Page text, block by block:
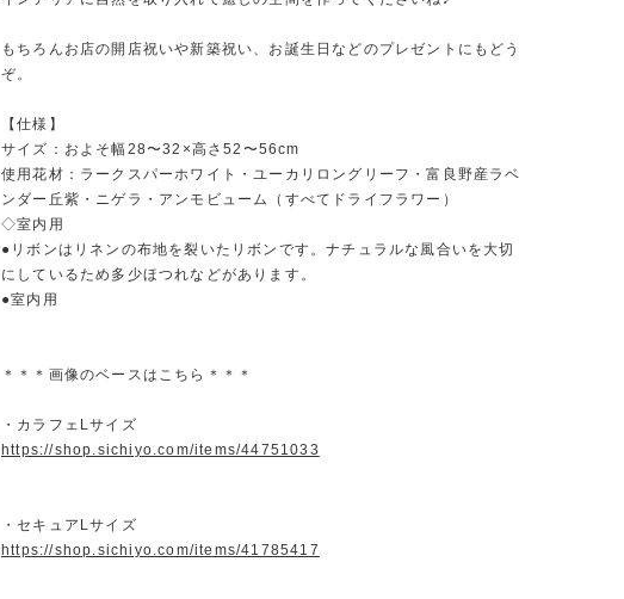
もちろんお店の開店祝いや新築祝い、お誕生日などのプレゼントにもどう
ぞ。
【仕様】
サイズ：およそ幅28〜32×高さ52〜56cm
使用花材：ラークスパーホワイト・ユーカリロングリーフ・富良野産ラベ
ンダー丘紫・ニゲラ・アンモビューム（すべてドライフラワー）
◇室内用
●リボンはリネンの布地を裂いたリボンです。ナチュラルな風合いを大切
にしているため多少ほつれなどがあります。
●室内用
＊＊＊画像のベースはこちら＊＊＊
・カラフェLサイズ
https://shop.sichiyo.com/items/44751033
・セキュアLサイズ
https://shop.sichiyo.com/items/41785417